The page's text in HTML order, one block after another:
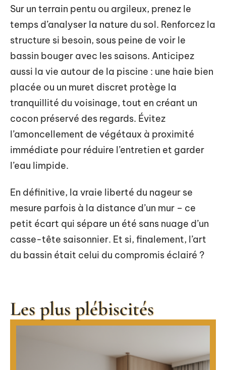
Sur un terrain pentu ou argileux, prenez le
temps d’analyser la nature du sol. Renforcez la
structure si besoin, sous peine de voir le
bassin bouger avec les saisons. Anticipez
aussi la vie autour de la piscine : une haie bien
placée ou un muret discret protège la
tranquillité du voisinage, tout en créant un
cocon préservé des regards. Évitez
l’amoncellement de végétaux à proximité
immédiate pour réduire l’entretien et garder
l’eau limpide.
En définitive, la vraie liberté du nageur se
mesure parfois à la distance d’un mur – ce
petit écart qui sépare un été sans nuage d’un
casse-tête saisonnier. Et si, finalement, l’art
du bassin était celui du compromis éclairé ?
Les plus plébiscités